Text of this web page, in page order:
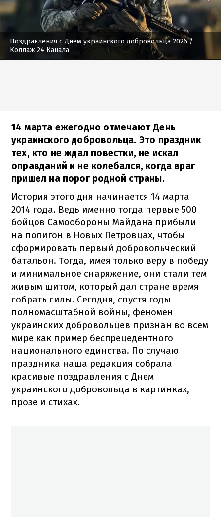
Поздравления с Днем украинского добровольца 2026/
Коллаж 24 Канала
14 марта ежегодно отмечают День
украинского добровольца. Это праздник
тех, кто не ждал повестки, не искал
оправданий и не колебался, когда враг
пришел на порог родной страны.
История этого дня начинается 14 марта
2014 года. Ведь именно тогда первые 500
бойцов Самообороны Майдана прибыли
на полигон в Новых Петровцах, чтобы
сформировать первый добровольческий
батальон. Тогда, имея только веру в победу
и минимальное снаряжение, они стали тем
живым щитом, который дал стране время
собрать силы. Сегодня, спустя годы
полномасштабной войны, феномен
украинских добровольцев признан во всем
мире как пример беспрецедентного
национального единства. По случаю
праздника наша редакция собрала
красивые поздравления с Днем
украинского добровольца в картинках,
прозе и стихах.